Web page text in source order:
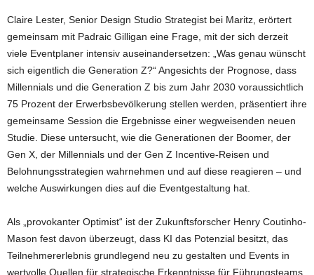
Claire Lester, Senior Design Studio Strategist bei Maritz, erörtert
gemeinsam mit Padraic Gilligan eine Frage, mit der sich derzeit
viele Eventplaner intensiv auseinandersetzen: „Was genau wünscht
sich eigentlich die Generation Z?“ Angesichts der Prognose, dass
Millennials und die Generation Z bis zum Jahr 2030 voraussichtlich
75 Prozent der Erwerbsbevölkerung stellen werden, präsentiert ihre
gemeinsame Session die Ergebnisse einer wegweisenden neuen
Studie. Diese untersucht, wie die Generationen der Boomer, der
Gen X, der Millennials und der Gen Z Incentive-Reisen und
Belohnungsstrategien wahrnehmen und auf diese reagieren – und
welche Auswirkungen dies auf die Eventgestaltung hat.
Als „provokanter Optimist“ ist der Zukunftsforscher Henry Coutinho-
Mason fest davon überzeugt, dass KI das Potenzial besitzt, das
Teilnehmererlebnis grundlegend neu zu gestalten und Events in
wertvolle Quellen für strategische Erkenntnisse für Führungsteams